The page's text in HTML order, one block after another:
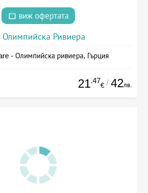
виж офертата
Олимпийска Ривиера
- Олимпийска ривиера, Гърция
21.47
€ / 42лв.